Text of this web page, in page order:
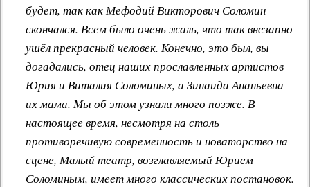
будет, так как Мефодий Викторович Соломин
скончался. Всем было очень жаль, что так внезапно
ушёл прекрасный человек. Конечно, это был, вы
догадались, отец наших прославленных артистов
Юрия и Виталия Соломиных, а Зинаида Ананьевна –
их мама. Мы об этом узнали много позже. В
настоящее время, несмотря на столь
противоречивую современность и новаторство на
сцене, Малый театр, возглавляемый Юрием
Соломиным, имеет много классических постановок.